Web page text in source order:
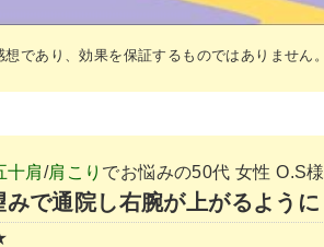
であり、効果を保証するものではありません。
十肩/肩こり でお悩みの50代 女性 O.S様
みで通院し右腕が上がるように